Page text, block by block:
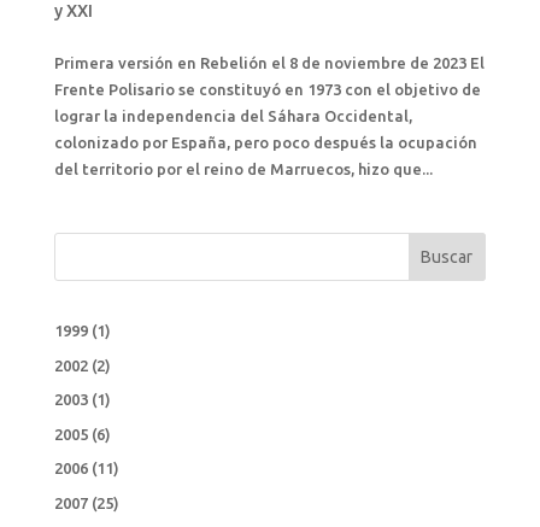
y XXI
Primera versión en Rebelión el 8 de noviembre de 2023 El
Frente Polisario se constituyó en 1973 con el objetivo de
lograr la independencia del Sáhara Occidental,
colonizado por España, pero poco después la ocupación
del territorio por el reino de Marruecos, hizo que...
Buscar
1999(1)
2002(2)
2003(1)
2005(6)
2006(11)
2007(25)